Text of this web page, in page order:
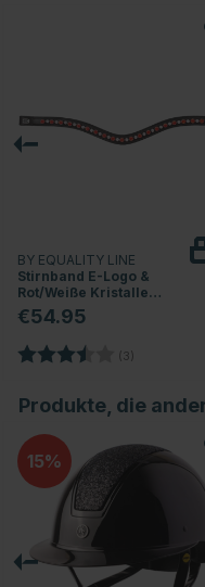
BY EQUALITY LINE
Stirnband E-Logo &
Rot/Weiße Kristalle
Schwarz/Silber
€54.95
Bewertung: (3)
Produkte, die
15